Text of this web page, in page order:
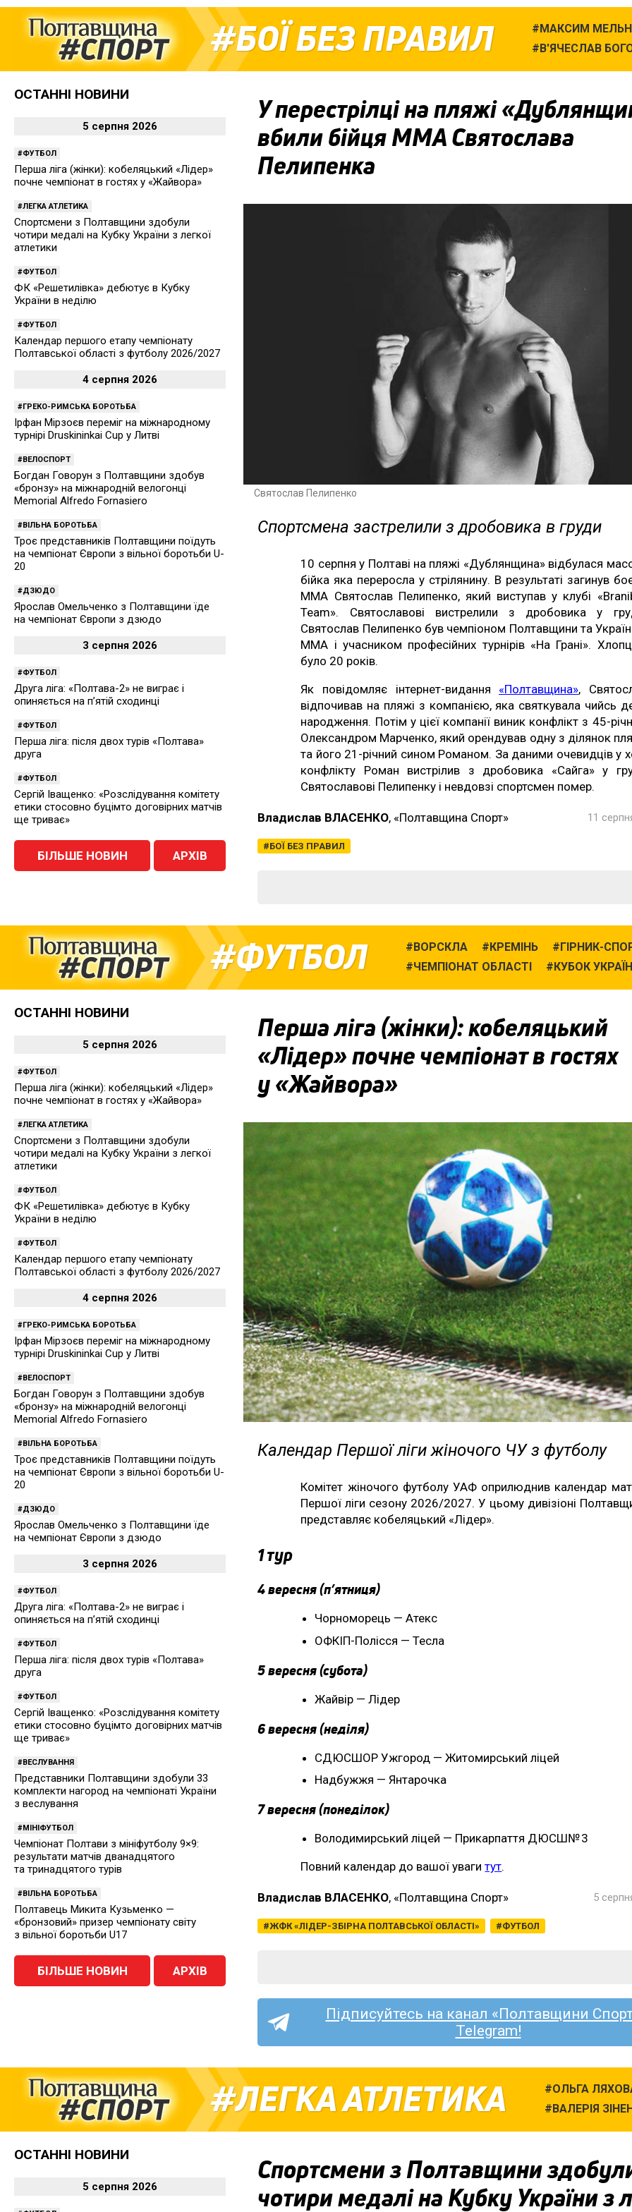
БОЇ БЕЗ ПРАВИЛ
МАКСИМ
В'ЯЧЕСЛАВ
АНТОН
У перестрілці на пляжі
вбили бійця ММА Святослава
Пелипенка
Святослав Пелипенко
Спортсмена застрелили з дробовика в груди
10 серпня у Полтаві на пляжі «Дублянщина» відбулася
бійка яка переросла у стрілянину. В результаті загинув
ММА Святослав Пелипенко, який виступав у клубі
Team». Святославові вистрелили з дробовика у
Святослав Пелипенко був чемпіоном Полтавщини та
ММА і учасником професійних турнірів «На Грані».
було 20 років.
Як повідомляє інтернет-видання «Полтавщина»,
відпочивав на пляжі з компанією, яка святкувала чийсь
народження. Потім у цієї компанії виник конфлікт з 45-
Олександром Марченко, який орендував одну з ділянок
та його 21-річний сином Романом. За даними очевидців у
конфлікту Роман вистрілив з дробовика «Сайга» у
Святославові Пелипенку і невдовзі спортсмен помер.
Владислав ВЛАСЕНКО, «Полтавщина Спорт»
БОЇ БЕЗ ПРАВИЛ
11
ОСТАННІ НОВИНИ
5 серпня 2026
ФУТБОЛ
Перша ліга (жінки): кобеляцький «Лідер»
почне чемпіонат в гостях у «Жайвора»
ЛЕГКА АТЛЕТИКА
Спортсмени з Полтавщини здобули
чотири медалі на Кубку України з легкої
атлетики
ФУТБОЛ
ФК «Решетилівка» дебютує в Кубку
України в неділю
ФУТБОЛ
Календар першого етапу чемпіонату
Полтавської області з футболу 2026/2027
4 серпня 2026
ГРЕКО-РИМСЬКА БОРОТЬБА
Ірфан Мірзоєв переміг на міжнародному
турнірі Druskininkai Cup у Литві
ВЕЛОСПОРТ
Богдан Говорун з Полтавщини здобув
«бронзу» на міжнародній велогонці
Memorial Alfredo Fornasiero
ВІЛЬНА БОРОТЬБА
Троє представників Полтавщини поїдуть
на чемпіонат Європи з вільної боротьби U-
20
ДЗЮДО
Ярослав Омельченко з Полтавщини їде
на чемпіонат Європи з дзюдо
3 серпня 2026
ФУТБОЛ
Друга ліга: «Полтава-2» не виграє і
опиняється на п’ятій сходинці
ФУТБОЛ
Перша ліга: після двох турів «Полтава»
друга
ФУТБОЛ
Сергій Іващенко: «Розслідування комітету
етики стосовно буцімто договірних матчів
ще триває»
БІЛЬШЕ НОВИН АРХІВ
ФУТБОЛ ВОРСКЛА КРЕМІНЬ
ГІРНИК-
ЧЕМПІОНАТ ОБЛАСТІ
КУБОК
Перша ліга (жінки): кобеляцький
«Лідер» почне чемпіонат в гостях
у «Жайвора»
Календар Першої ліги жіночого ЧУ з футболу
Комітет жіночого футболу УАФ оприлюднив календар
Першої ліги сезону 2026/2027. У цьому дивізіоні
представляє кобеляцький «Лідер».
1 тур
4 вересня (п’ятниця)
Чорноморець — Атекс
ОФКІП-Полісся — Тесла
5 вересня (субота)
Жайвір — Лідер
6 вересня (неділя)
СДЮСШОР Ужгород — Житомирський ліцей
Надбужжя — Янтарочка
7 вересня (понеділок)
Володимирський ліцей — Прикарпаття ДЮСШ№ 3
Повний календар до вашої увагитут.
Владислав ВЛАСЕНКО, «Полтавщина Спорт»
ЖФК «ЛІДЕР-ЗБІРНА ПОЛТАВСЬКОЇ ОБЛАСТІ» ФУТБОЛ
5
Підписуйтесь на канал «Полтавщини
Telegram!
ОСТАННІ НОВИНИ
5 серпня 2026
ФУТБОЛ
Перша ліга (жінки): кобеляцький «Лідер»
почне чемпіонат в гостях у «Жайвора»
ЛЕГКА АТЛЕТИКА
Спортсмени з Полтавщини здобули
чотири медалі на Кубку України з легкої
атлетики
ФУТБОЛ
ФК «Решетилівка» дебютує в Кубку
України в неділю
ФУТБОЛ
Календар першого етапу чемпіонату
Полтавської області з футболу 2026/2027
4 серпня 2026
ГРЕКО-РИМСЬКА БОРОТЬБА
Ірфан Мірзоєв переміг на міжнародному
турнірі Druskininkai Cup у Литві
ВЕЛОСПОРТ
Богдан Говорун з Полтавщини здобув
«бронзу» на міжнародній велогонці
Memorial Alfredo Fornasiero
ВІЛЬНА БОРОТЬБА
Троє представників Полтавщини поїдуть
на чемпіонат Європи з вільної боротьби U-
20
ДЗЮДО
Ярослав Омельченко з Полтавщини їде
на чемпіонат Європи з дзюдо
3 серпня 2026
ФУТБОЛ
Друга ліга: «Полтава-2» не виграє і
опиняється на п’ятій сходинці
ФУТБОЛ
Перша ліга: після двох турів «Полтава»
друга
ФУТБОЛ
Сергій Іващенко: «Розслідування комітету
етики стосовно буцімто договірних матчів
ще триває»
ВЕСЛУВАННЯ
Представники Полтавщини здобули 33
комплекти нагород на чемпіонаті України
з веслування
МІНІФУТБОЛ
Чемпіонат Полтави з мініфутболу 9×9:
результати матчів дванадцятого
та тринадцятого турів
ВІЛЬНА БОРОТЬБА
Полтавець Микита Кузьменко —
«бронзовий» призер чемпіонату світу
з вільної боротьби U17
БІЛЬШЕ НОВИН АРХІВ
ЛЕГКА АТЛЕТИКА
ОЛЬГА
ВАЛЕРІЯ
Спортсмени з Полтавщини
чотири медалі на Кубку України з
ОСТАННІ НОВИНИ
5 серпня 2026